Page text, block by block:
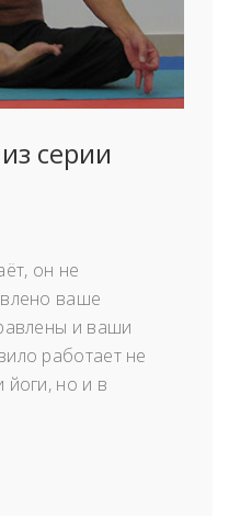
серии
он не
ваше
и ваши
работает не
йоги, но и в